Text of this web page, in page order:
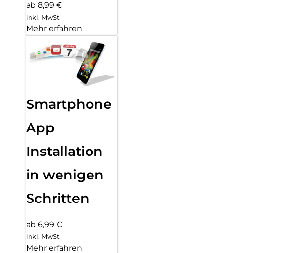
ab 8,99 €
inkl. MwSt.
Mehr erfahren
Smartphone
App
Installation
in wenigen
Schritten
ab 6,99 €
inkl. MwSt.
Mehr erfahren